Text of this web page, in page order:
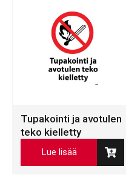
Tupakointi ja avotulen
teko kielletty
Lue lisää